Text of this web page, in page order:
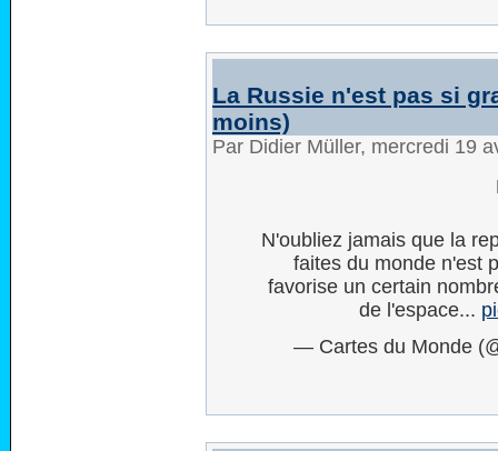
La Russie n'est pas si
moins)
Par Didier Müller, mercredi 19
N'oubliez jamais que la
faites du monde n'est
favorise un certain
de l'espace...
— Cartes du Monde